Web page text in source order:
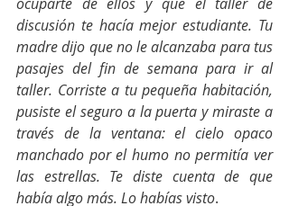
ocuparte de ellos y que el taller de
discusión te hacía mejor estudiante. Tu
madre dijo que no le alcanzaba para tus
pasajes del fin de semana para ir al
taller. Corriste a tu pequeña habitación,
pusiste el seguro a la puerta y miraste a
través de la ventana: el cielo opaco
manchado por el humo no permitía ver
las estrellas. Te diste cuenta de que
había algo más. Lo habías visto.